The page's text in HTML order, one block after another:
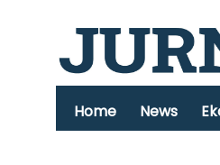
Home News